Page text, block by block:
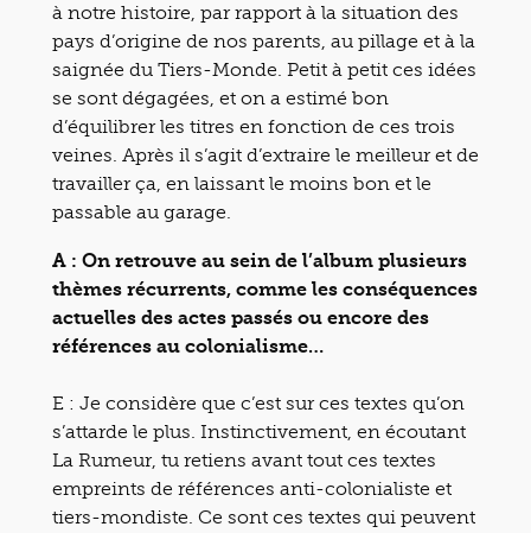
à notre histoire, par rapport à la situation des
pays d’origine de nos parents, au pillage et à la
saignée du Tiers-Monde. Petit à petit ces idées
se sont dégagées, et on a estimé bon
d’équilibrer les titres en fonction de ces trois
veines. Après il s’agit d’extraire le meilleur et de
travailler ça, en laissant le moins bon et le
passable au garage.
A : On retrouve au sein de l’album plusieurs
thèmes récurrents, comme les conséquences
actuelles des actes passés ou encore des
références au colonialisme…
E : Je considère que c’est sur ces textes qu’on
s’attarde le plus. Instinctivement, en écoutant
La Rumeur, tu retiens avant tout ces textes
empreints de références anti-colonialiste et
tiers-mondiste. Ce sont ces textes qui peuvent